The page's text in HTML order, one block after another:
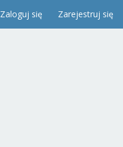
Zaloguj się Zarejestruj się